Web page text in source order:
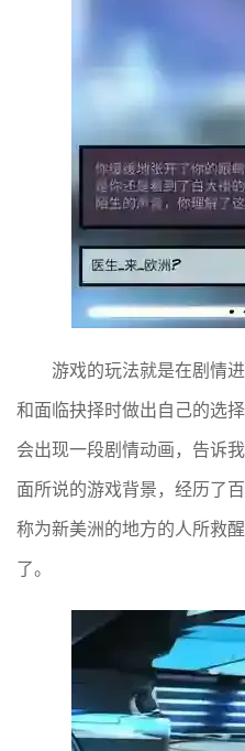
游戏的玩法就是在剧情
和面临抉择时做出自己的选
会出现一段剧情动画，告诉
面所说的游戏背景，经历了
称为新美洲的地方的人所救
了。